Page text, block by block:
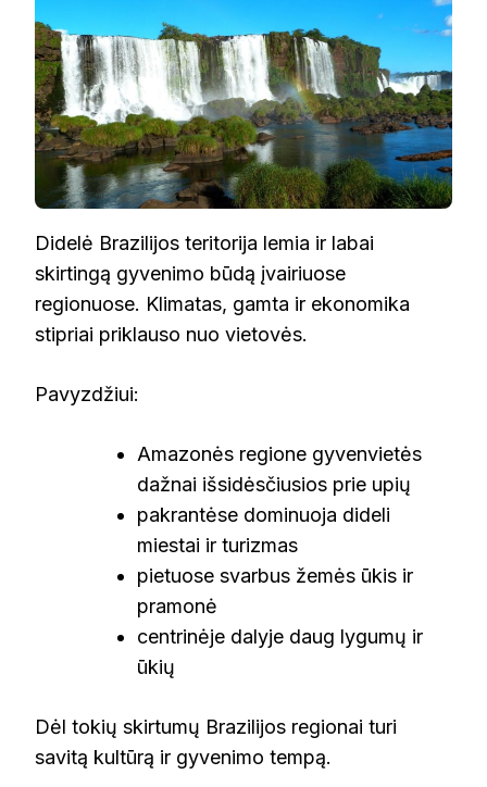
Didelė Brazilijos teritorija lemia ir labai
skirtingą gyvenimo būdą įvairiuose
regionuose. Klimatas, gamta ir ekonomika
stipriai priklauso nuo vietovės.
Pavyzdžiui:
Amazonės regione gyvenvietės
dažnai išsidėsčiusios prie upių
pakrantėse dominuoja dideli
miestai ir turizmas
pietuose svarbus žemės ūkis ir
pramonė
centrinėje dalyje daug lygumų ir
ūkių
Dėl tokių skirtumų Brazilijos regionai turi
savitą kultūrą ir gyvenimo tempą.